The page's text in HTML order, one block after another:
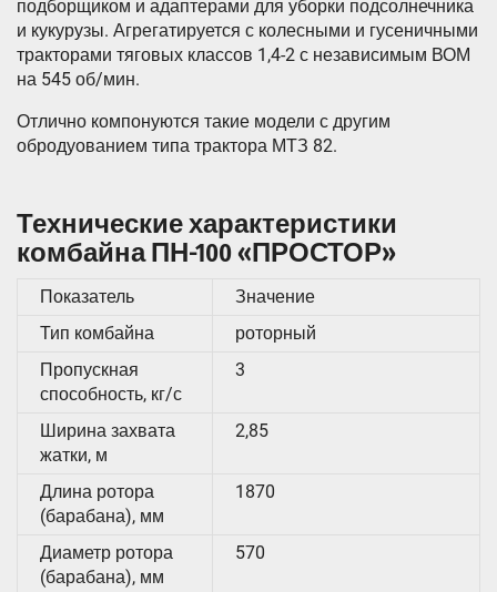
подборщиком и адаптерами для уборки подсолнечника
и кукурузы. Агрегатируется с колесными и гусеничными
тракторами тяговых классов 1,4-2 с независимым ВОМ
на 545 об/мин.
Отлично компонуются такие модели с другим
обродуованием типа трактора МТЗ 82.
Технические характеристики
комбайна ПН-100 «ПРОСТОР»
Показатель
Значение
Тип комбайна
роторный
Пропускная
способность, кг/с
3
Ширина захвата
жатки, м
2,85
Длина ротора
(барабана), мм
1870
Диаметр ротора
(барабана), мм
570